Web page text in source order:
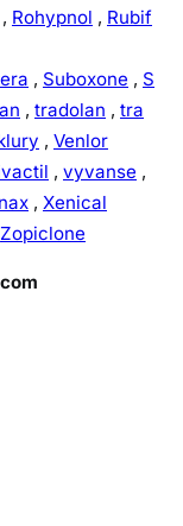
, Rohypnol , Rubif
, Suboxone , S
, tradolan , tra
, Venlor
, vyvanse ,
, Xenical
Zopiclone